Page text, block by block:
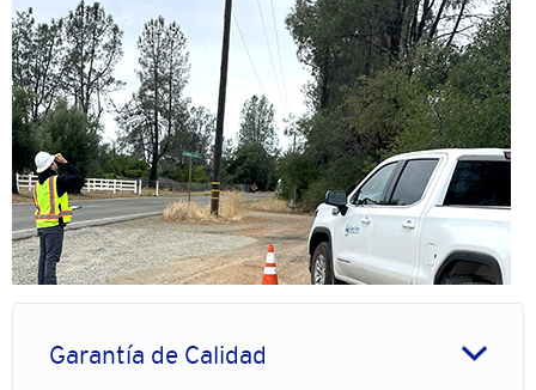
Garantía de Calidad